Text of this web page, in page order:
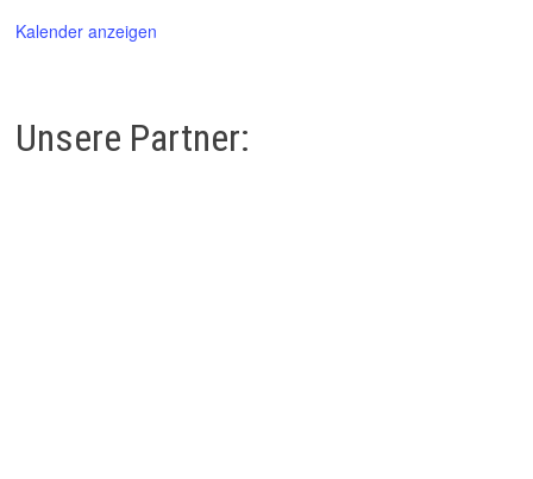
Kalender anzeigen
Unsere Partner: